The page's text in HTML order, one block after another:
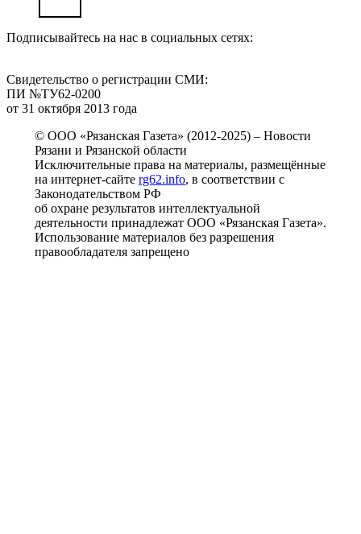
Подписывайтесь на нас в социальных сетях:
Свидетельство о регистрации СМИ:
ПИ №ТУ62-0200
от 31 октября 2013 года
© ООО «Рязанская Газета» (2012-2025) – Новости
Рязани и Рязанской области
Исключительные права на материалы, размещённые
на интернет-сайте rg62.info, в соответствии с
Законодательством РФ
об охране результатов интеллектуальной
деятельности принадлежат ООО «Рязанская Газета».
Использование материалов без разрешения
правообладателя запрещено